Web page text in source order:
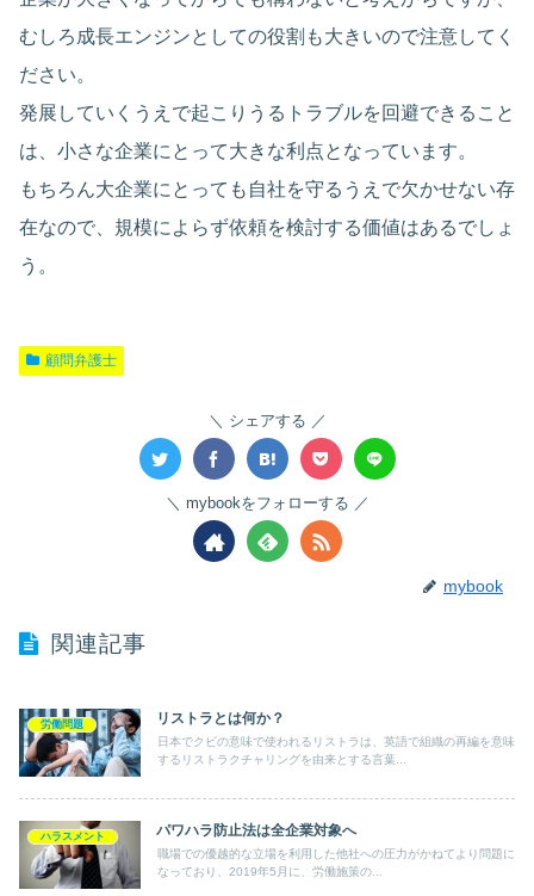
むしろ成長エンジンとしての役割も大きいので注意してく
ださい。
発展していくうえで起こりうるトラブルを回避できること
は、小さな企業にとって大きな利点となっています。
もちろん大企業にとっても自社を守るうえで欠かせない存
在なので、規模によらず依頼を検討する価値はあるでしょ
う。
顧問弁護士
シェアする
mybookをフォローする
mybook
関連記事
労働問題 リストラとは何か？
日本でクビの意味で使われるリストラは、英語で組織の再編を意味
するリストラクチャリングを由来とする言葉...
ハラスメント パワハラ防止法は全企業対象へ
職場での優越的な立場を利用した他社への圧力がかねてより問題に
なっており、2019年5月に、労働施策の...